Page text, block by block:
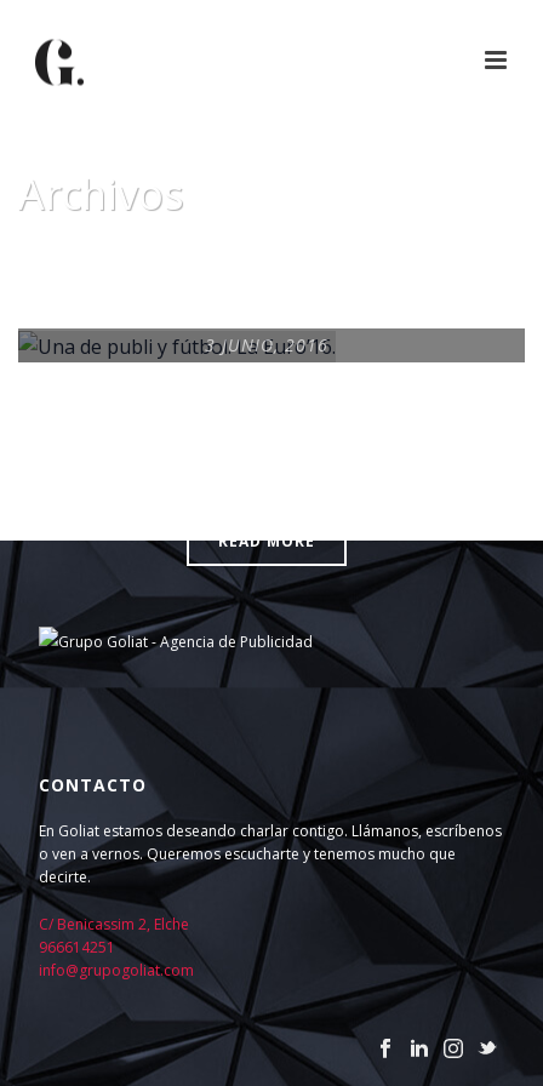
Archivos
3 JUNIO, 2016
READ MORE
CONTACTO
En Goliat estamos deseando charlar contigo. Llámanos, escríbenos
o ven a vernos. Queremos escucharte y tenemos mucho que
decirte.
C/ Benicassim 2, Elche
966614251
info@grupogoliat.com